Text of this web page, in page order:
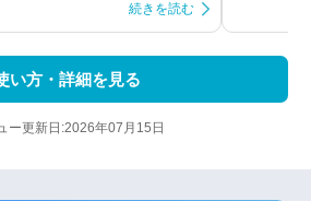
続きを読む
い方・詳細を見る
ー更新日:2026年07月15日